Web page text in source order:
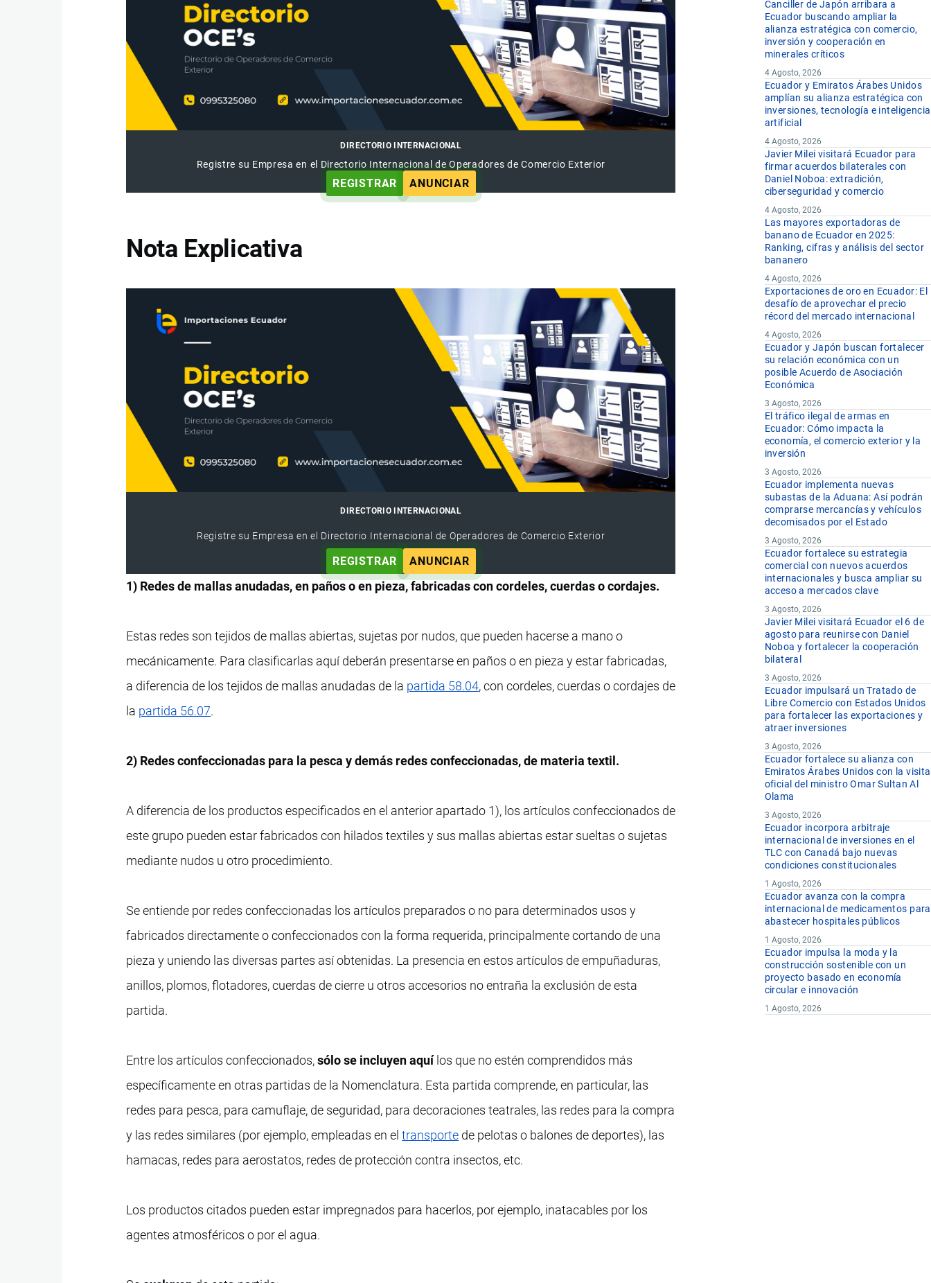
DIRECTORIO INTERNACIONAL
Registre su Empresa en el Directorio Internacional de Operadores de Comercio Exterior
REGISTRAR ANUNCIAR
Nota Explicativa
DIRECTORIO INTERNACIONAL
Registre su Empresa en el Directorio Internacional de Operadores de Comercio Exterior
REGISTRAR ANUNCIAR
1) Redes de mallas anudadas, en paños o en pieza, fabricadas con cordeles, cuerdas o cordajes.
Estas redes son tejidos de mallas abiertas, sujetas por nudos, que pueden hacerse a mano o
mecánicamente. Para clasificarlas aquí deberán presentarse en paños o en pieza y estar fabricadas,
a diferencia de los tejidos de mallas anudadas de la partida 58.04, con cordeles, cuerdas o cordajes de
la partida 56.07.
2) Redes confeccionadas para la pesca y demás redes confeccionadas, de materia textil.
A diferencia de los productos especificados en el anterior apartado 1), los artículos confeccionados de
este grupo pueden estar fabricados con hilados textiles y sus mallas abiertas estar sueltas o sujetas
mediante nudos u otro procedimiento.
Se entiende por redes confeccionadas los artículos preparados o no para determinados usos y
fabricados directamente o confeccionados con la forma requerida, principalmente cortando de una
pieza y uniendo las diversas partes así obtenidas. La presencia en estos artículos de empuñaduras,
anillos, plomos, flotadores, cuerdas de cierre u otros accesorios no entraña la exclusión de esta
partida.
Entre los artículos confeccionados,sólo se incluyen aquílos que no estén comprendidos más
específicamente en otras partidas de la Nomenclatura. Esta partida comprende, en particular, las
redes para pesca, para camuflaje, de seguridad, para decoraciones teatrales, las redes para la compra
y las redes similares (por ejemplo, empleadas en eltransporte de pelotas o balones de deportes), las
hamacas, redes para aerostatos, redes de protección contra insectos, etc.
Los productos citados pueden estar impregnados para hacerlos, por ejemplo, inatacables por los
agentes atmosféricos o por el agua.
Canciller de Japón arribara a
Ecuador buscando ampliar la
alianza estratégica con comercio,
inversión y cooperación en
minerales críticos
4 Agosto, 2026
Ecuador y Emiratos Árabes Unidos
amplían su alianza estratégica con
inversiones, tecnología e inteligencia
artificial
4 Agosto, 2026
Javier Milei visitará Ecuador para
firmar acuerdos bilaterales con
Daniel Noboa: extradición,
ciberseguridad y comercio
4 Agosto, 2026
Las mayores exportadoras de
banano de Ecuador en 2025:
Ranking, cifras y análisis del sector
bananero
4 Agosto, 2026
Exportaciones de oro en Ecuador: El
desafío de aprovechar el precio
récord del mercado internacional
4 Agosto, 2026
Ecuador y Japón buscan fortalecer
su relación económica con un
posible Acuerdo de Asociación
Económica
3 Agosto, 2026
El tráfico ilegal de armas en
Ecuador: Cómo impacta la
economía, el comercio exterior y la
inversión
3 Agosto, 2026
Ecuador implementa nuevas
subastas de la Aduana: Así podrán
comprarse mercancías y vehículos
decomisados por el Estado
3 Agosto, 2026
Ecuador fortalece su estrategia
comercial con nuevos acuerdos
internacionales y busca ampliar su
acceso a mercados clave
3 Agosto, 2026
Javier Milei visitará Ecuador el 6 de
agosto para reunirse con Daniel
Noboa y fortalecer la cooperación
bilateral
3 Agosto, 2026
Ecuador impulsará un Tratado de
Libre Comercio con Estados Unidos
para fortalecer las exportaciones y
atraer inversiones
3 Agosto, 2026
Ecuador fortalece su alianza con
Emiratos Árabes Unidos con la visita
oficial del ministro Omar Sultan Al
Olama
3 Agosto, 2026
Ecuador incorpora arbitraje
internacional de inversiones en el
TLC con Canadá bajo nuevas
condiciones constitucionales
1 Agosto, 2026
Ecuador avanza con la compra
internacional de medicamentos para
abastecer hospitales públicos
1 Agosto, 2026
Ecuador impulsa la moda y la
construcción sostenible con un
proyecto basado en economía
circular e innovación
1 Agosto, 2026